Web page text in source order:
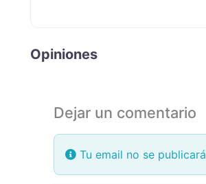
Opiniones
Dejar un comentario
Tu email no se publicará